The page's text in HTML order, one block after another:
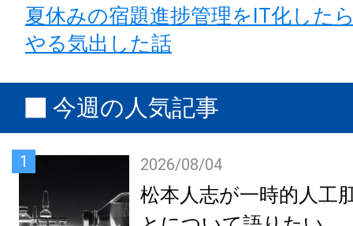
夏休みの宿題進捗管理をIT化した
やる気出した話
今週の人気記事
1 2026/08/04
松本人志が一時的人工